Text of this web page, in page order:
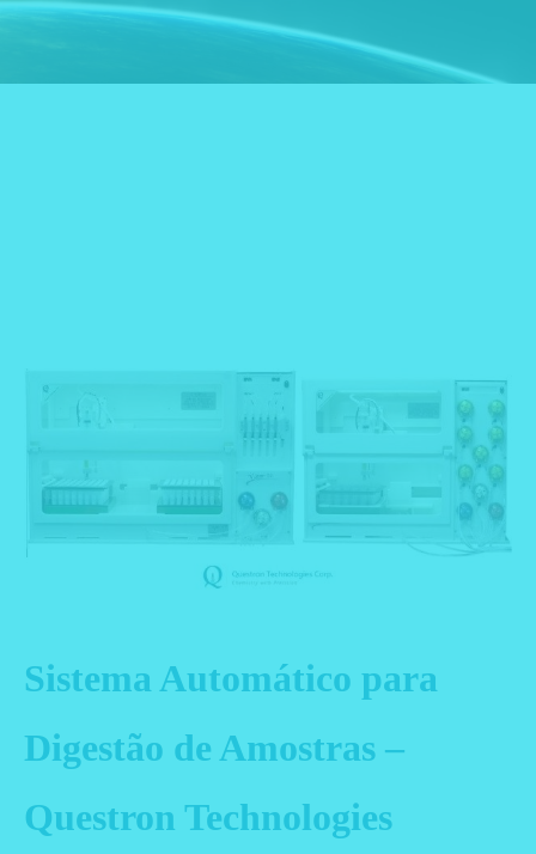
Sistema Automático para
Digestão de Amostras –
Questron Technologies